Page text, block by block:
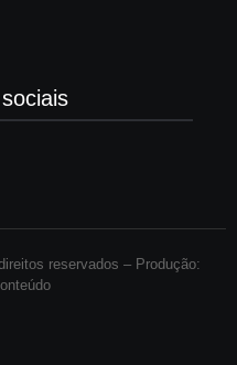
reservados – Produção: